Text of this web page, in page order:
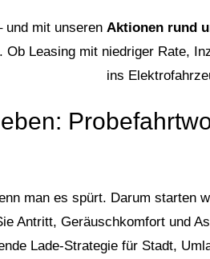
und mit unseren Aktionen rund
Leasing mit niedriger Rate,
ins
man es spürt. Darum starten
Antritt, Geräuschkomfort und
Lade-Strategie für Stadt,